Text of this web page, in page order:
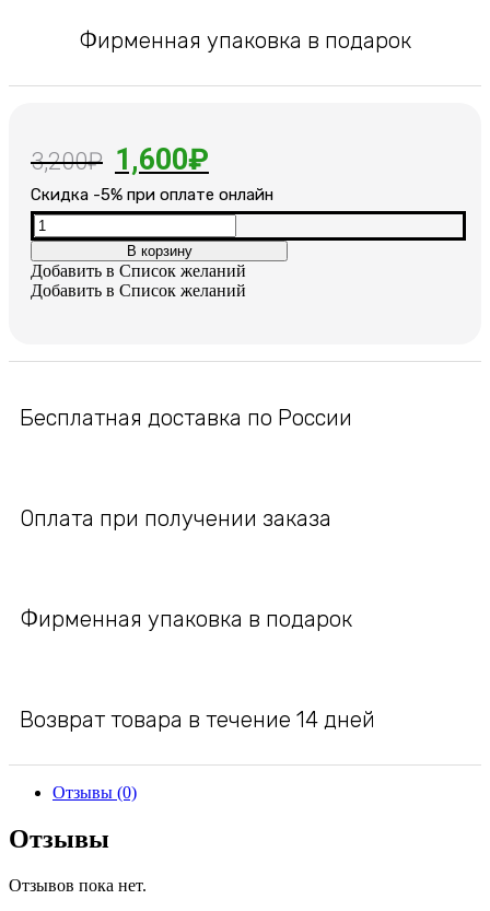
Фирменная упаковка в подарок
3,200₽ Первоначальная
цена
составляла
3,200₽.
1,600₽
цена:
1,600₽.
Cкидка -5% при оплате онлайн
Количество
товара
Женская
позолоченная
цепочка
В корзину
Добавить в Список желаний
Добавить в Список желаний
Бесплатная доставка по России
Оплата при получении заказа
Фирменная упаковка в подарок
Возврат товара в течение 14 дней
Отзывы (0)
Отзывы
Отзывов пока нет.